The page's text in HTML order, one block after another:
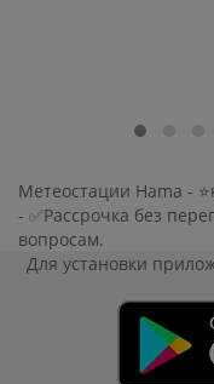
Метеостации Hama -
- ✅Рассрочка без
вопросам.
Для установки